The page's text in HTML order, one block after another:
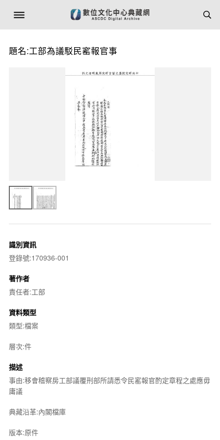
題名:工部為議駁民窰報官事
識別資訊
登錄號:170936-001
著作者
責任者:工部
資料類型
類型:檔案
層次:件
描述
事由:移會稽察房工部議覆刑部所請悉令民窰報官酌定章程之處應毋
庸議
典藏沿革:內閣檔庫
版本:原件